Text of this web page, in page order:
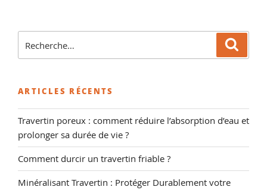
pour
ARTICLES RÉCENTS
Travertin poreux : comment réduire l’absorption d’eau et
prolonger sa durée de vie ?
Comment durcir un travertin friable ?
Minéralisant Travertin : Protéger Durablement votre